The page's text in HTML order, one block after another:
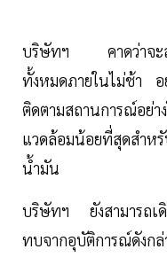
บริษัทฯ คาดว่าจะสา
ทั้งหมดภายในไม่ช้า
ติดตามสถานการณ์อย่
แวดล้อมน้อยที่สุดสำหรั
น้ำมัน
บริษัทฯ ยังสามารถเดิ
ทบจากอุบัติการณ์ดังก